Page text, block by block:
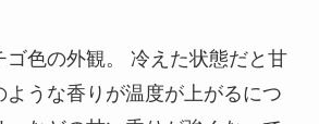
ゴ色の外観。 冷えた状態だと甘
ような香りが温度が上がるにつ